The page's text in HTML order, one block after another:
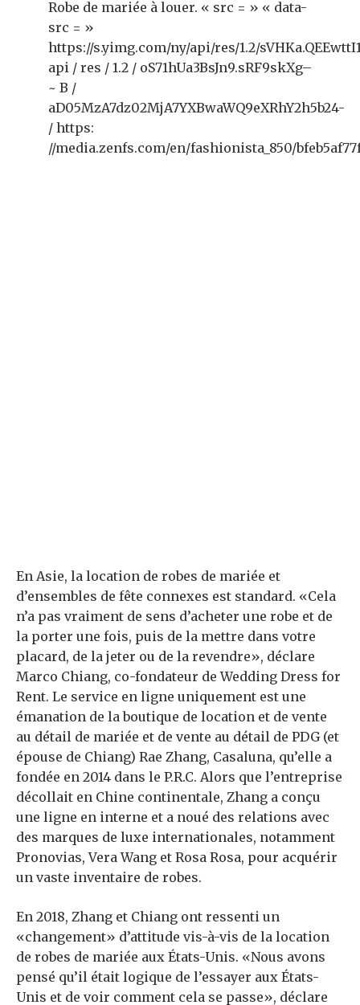
Robe de mariée à louer. « src = » « data-
src = »
https://s.yimg.com/ny/api/res/1.2/
api / res / 1.2 / oS71hUa3BsJn9.sRF9skXg–
~ B /
aD05MzA7dz02MjA7YXBwaWQ9eXRhY2h5b24-
/ https:
//media.zenfs.com/en/fashionista_850/
En Asie, la location de robes de mariée et
d’ensembles de fête connexes est standard. «Cela
n’a pas vraiment de sens d’acheter une robe et de
la porter une fois, puis de la mettre dans votre
placard, de la jeter ou de la revendre», déclare
Marco Chiang, co-fondateur de Wedding Dress for
Rent. Le service en ligne uniquement est une
émanation de la boutique de location et de vente
au détail de mariée et de vente au détail de PDG (et
épouse de Chiang) Rae Zhang, Casaluna, qu’elle a
fondée en 2014 dans le P.R.C. Alors que l’entreprise
décollait en Chine continentale, Zhang a conçu
une ligne en interne et a noué des relations avec
des marques de luxe internationales, notamment
Pronovias, Vera Wang et Rosa Rosa, pour acquérir
un vaste inventaire de robes.
En 2018, Zhang et Chiang ont ressenti un
«changement» d’attitude vis-à-vis de la location
de robes de mariée aux États-Unis. «Nous avons
pensé qu’il était logique de l’essayer aux États-
Unis et de voir comment cela se passe», déclare